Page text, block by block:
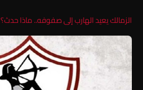
الزمالك يعيد الهارب إلى صفوفه.. ماذا حدث؟